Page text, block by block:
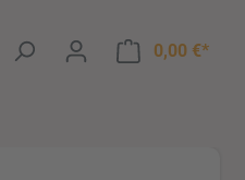
0,00 €*